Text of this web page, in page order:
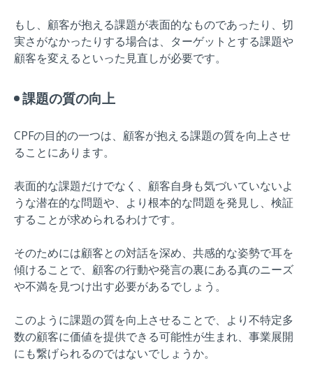
もし、顧客が抱える課題が表面的なものであったり、切
実さがなかったりする場合は、ターゲットとする課題や
顧客を変えるといった見直しが必要です。
課題の質の向上
CPFの目的の一つは、顧客が抱える課題の質を向上させ
ることにあります。
表面的な課題だけでなく、顧客自身も気づいていないよ
うな潜在的な問題や、より根本的な問題を発見し、検証
することが求められるわけです。
そのためには顧客との対話を深め、共感的な姿勢で耳を
傾けることで、顧客の行動や発言の裏にある真のニーズ
や不満を見つけ出す必要があるでしょう。
このように課題の質を向上させることで、より不特定多
数の顧客に価値を提供できる可能性が生まれ、事業展開
にも繋げられるのではないでしょうか。